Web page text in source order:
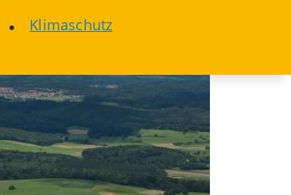
Klimaschutz